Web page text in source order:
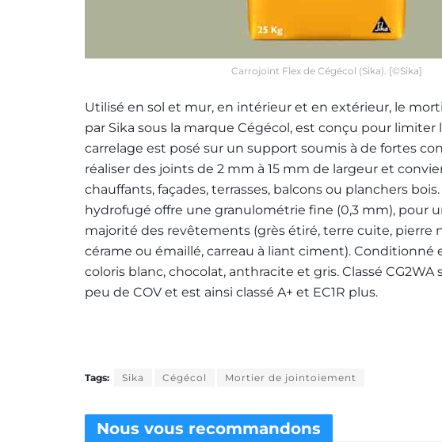
Carrojoint Flex de Cégécol (Sika). [©Sika]
Utilisé en sol et mur, en intérieur et en extérieur, le
par Sika sous la marque Cégécol, est conçu pour
carrelage est posé sur un support soumis à de fortes
réaliser des joints de 2 mm à 15 mm de largeur et
chauffants, façades, terrasses, balcons ou planchers
hydrofugé offre une granulométrie fine (0,3 mm), pour
majorité des revêtements (grès étiré, terre cuite, pierre
cérame ou émaillé, carreau à liant ciment). Conditionné
coloris blanc, chocolat, anthracite et gris. Classé
peu de COV et est ainsi classé A+ et EC1R plus.
Tags: Sika Cégécol Mortier de jointoiement
Nous vous recommandons